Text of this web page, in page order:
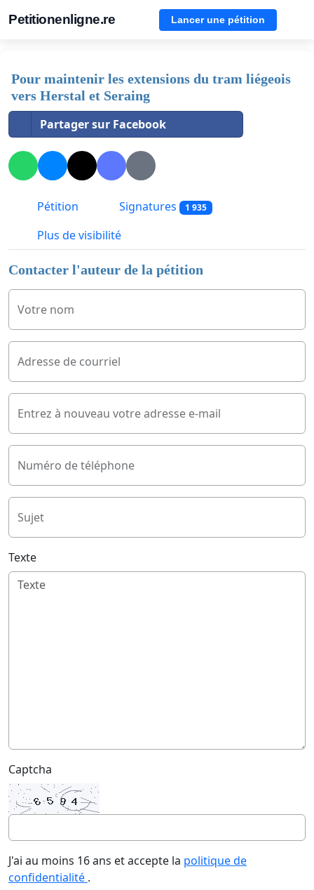
Petitionenligne.re Lancer une pétition
Pour maintenir les extensions du tram liégeois
vers Herstal et Seraing
Partager sur Facebook
Pétition Signatures 1 935
Plus de visibilité
Contacter l'auteur de la pétition
Votre nom
Adresse de courriel
Entrez à nouveau votre adresse e-mail
Numéro de téléphone
Sujet
Texte
Captcha
J'ai au moins 16 ans et accepte la politique de
confidentialité .